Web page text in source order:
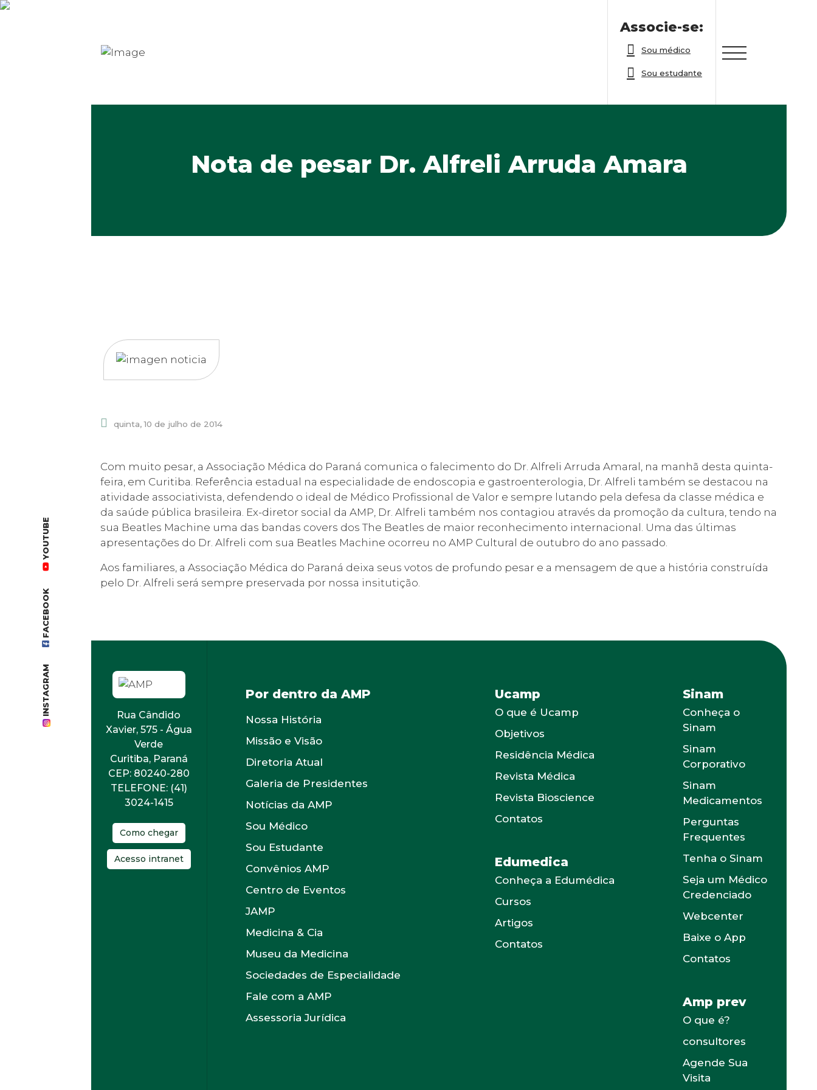
INSTAGRAM
FACEBOOK
YOUTUBE
Associe-se:
Sou médico
Sou estudante
Nota de pesar Dr. Alfreli Arruda Amara
quinta, 10 de julho de 2014
Com muito pesar, a Associação Médica do Paraná comunica o falecimento do Dr. Alfreli Arruda Amaral, na manhã desta quinta-
feira, em Curitiba. Referência estadual na especialidade de endoscopia e gastroenterologia, Dr. Alfreli também se destacou na
atividade associativista, defendendo o ideal de Médico Profissional de Valor e sempre lutando pela defesa da classe médica e
da saúde pública brasileira. Ex-diretor social da AMP, Dr. Alfreli também nos contagiou através da promoção da cultura, tendo na
sua Beatles Machine uma das bandas covers dos The Beatles de maior reconhecimento internacional. Uma das últimas
apresentações do Dr. Alfreli com sua Beatles Machine ocorreu no AMP Cultural de outubro do ano passado.
Aos familiares, a Associação Médica do Paraná deixa seus votos de profundo pesar e a mensagem de que a história construída
pelo Dr. Alfreli será sempre preservada por nossa insitutição.
Rua Cândido
Xavier, 575 - Água
Verde
Curitiba, Paraná
CEP: 80240-280
TELEFONE: (41)
3024-1415
Como chegar
Acesso intranet
Por dentro da AMP
Nossa História
Missão e Visão
Diretoria Atual
Galeria de Presidentes
Notícias da AMP
Sou Médico
Sou Estudante
Convênios AMP
Centro de Eventos
JAMP
Medicina & Cia
Museu da Medicina
Sociedades de Especialidade
Fale com a AMP
Assessoria Jurídica
Ucamp
O que é Ucamp
Objetivos
Residência Médica
Revista Médica
Revista Bioscience
Contatos
Edumedica
Conheça a Edumédica
Cursos
Artigos
Contatos
Sinam
Conheça o
Sinam
Sinam
Corporativo
Sinam
Medicamentos
Perguntas
Frequentes
Tenha o Sinam
Seja um Médico
Credenciado
Webcenter
Baixe o App
Contatos
Amp prev
O que é?
consultores
Agende Sua
Visita